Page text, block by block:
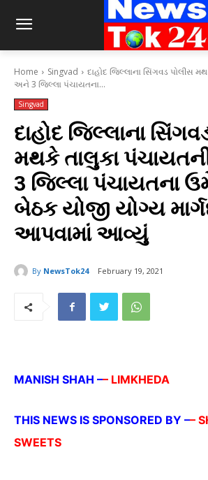
Home Singvad
દાહોદ જિલ્લાના સિંગવડ પોલીસ
અને 3 જિલ્લા પંચાયતના...
Singvad
દાહોદ જિલ્લાના
મથકે તાલુકા
3 જિલ્લા પંચાયતના
બેઠક યોજી યોગ્ય
આપવામાં આવ્યું
By NewsTok24 February 19, 2021
MANISH SHAH –– LIMKHEDA
THIS NEWS IS SPONSORED BY ––
SWEETS